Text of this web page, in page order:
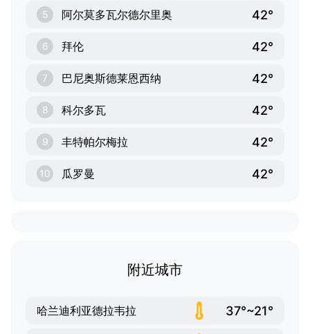
5 阿尔莫多瓦尔德尔里奥 42°
6 拜伦 42°
7 巴尼奥斯德莱恩西纳 42°
8 科尔多瓦 42°
9 丰特帕尔梅拉 42°
10 瓜罗曼 42°
附近城市
哈兰迪利亚德拉韦拉 37°~21°